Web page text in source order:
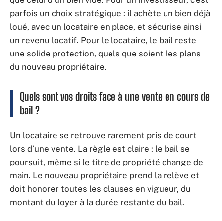
parfois un choix stratégique : il achète un bien déjà
loué, avec un locataire en place, et sécurise ainsi
un revenu locatif. Pour le locataire, le bail reste
une solide protection, quels que soient les plans
du nouveau propriétaire.
Quels sont vos droits face à une vente en cours de
bail ?
Un locataire se retrouve rarement pris de court
lors d’une vente. La règle est claire : le bail se
poursuit, même si le titre de propriété change de
main. Le nouveau propriétaire prend la relève et
doit honorer toutes les clauses en vigueur, du
montant du loyer à la durée restante du bail.